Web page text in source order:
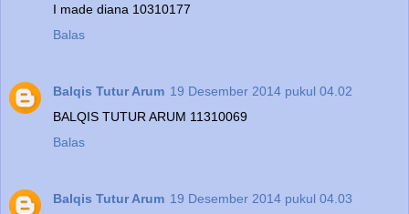
I made diana 10310177
Balas
Balqis Tutur Arum 19 Desember 2014 pukul 04.02
BALQIS TUTUR ARUM 11310069
Balas
Balqis Tutur Arum 19 Desember 2014 pukul 04.03